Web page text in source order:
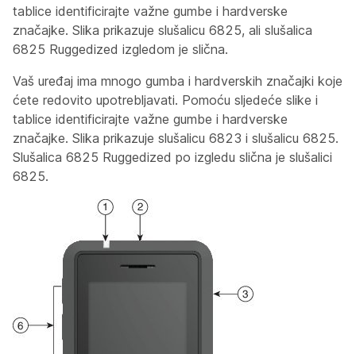
tablice identificirajte važne gumbe i hardverske
značajke. Slika prikazuje slušalicu 6825, ali slušalica
6825 Ruggedized izgledom je slična.
Vaš uređaj ima mnogo gumba i hardverskih značajki koje
ćete redovito upotrebljavati. Pomoću sljedeće slike i
tablice identificirajte važne gumbe i hardverske
značajke. Slika prikazuje slušalicu 6823 i slušalicu 6825.
Slušalica 6825 Ruggedized po izgledu slična je slušalici
6825.